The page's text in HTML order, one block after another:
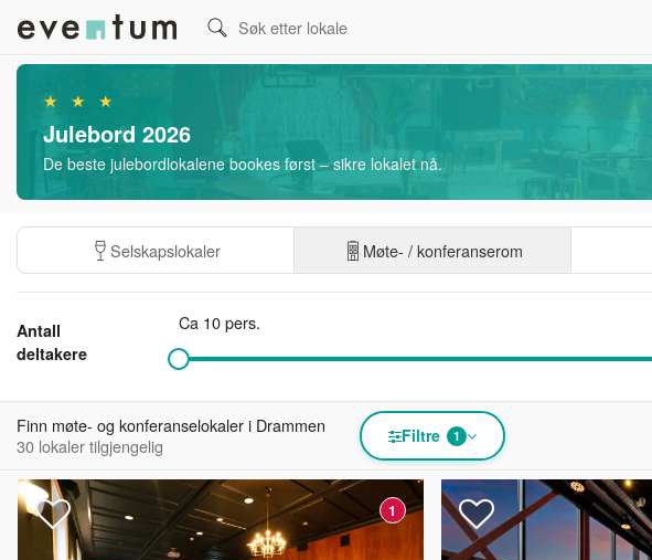
★ ★ ★
Julebord 2026
De beste julebordlokalene bookes først – sikre lokalet nå.
Selskapslokaler Møte- / konferanserom
Antall
deltakere
Ca 10 pers.
Finn møte- og konferanselokaler i Drammen
30 lokaler tilgjengelig
Filtre 1
1